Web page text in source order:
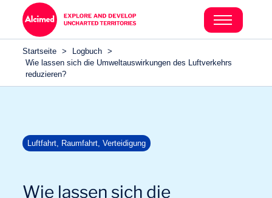
Search in content
Search in content
Startseite > Logbuch >
Wie lassen sich die Umweltauswirkungen des Luftverkehrs
reduzieren?
Luftfahrt, Raumfahrt, Verteidigung
Wie lassen sich die